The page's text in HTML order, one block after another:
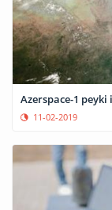
Azerspace-1
11-02-2019